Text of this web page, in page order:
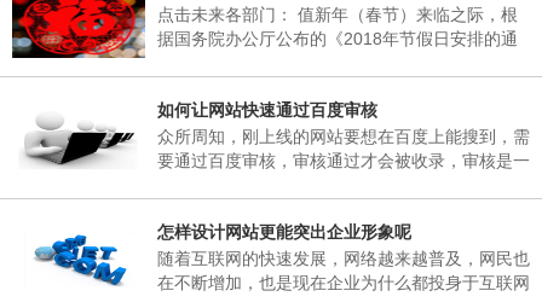
点击未来各部门： 值新年（春节）来临之际，根
据国务院办公厅公布的《2018年节假日安排的通
下： 一、春节放假时间：为02月06日至02月25
日，02月25日(星期天)正常上班。 二、各部门接
通知后，妥善安排好值班工作，并将各部门值班表
如何让网站快速通过百度审核
众所周知，刚上线的网站要想在百度上能搜到，需
要通过百度审核，审核通过才会被收录，审核是一
网站，很多站长想破脑袋都不知所措，这里深圳网
站建设小编介绍到，原因其实很简单，当网页被收
录后搜索引擎会对一个网站进行审核，这期间搜索
怎样设计网站更能突出企业形象呢
随着互联网的快速发展，网络越来越普及，网民也
在不断增加，也是现在企业为什么都投身于互联网